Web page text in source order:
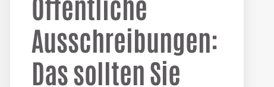
Ausschreibungen:
Das sollten Sie